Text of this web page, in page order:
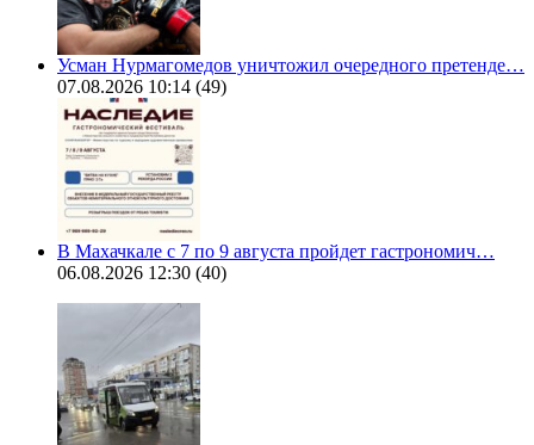
Усман Нурмагомедов уничтожил очередного претенде…
07.08.2026 10:14 (49)
В Махачкале с 7 по 9 августа пройдет гастрономич…
06.08.2026 12:30 (40)